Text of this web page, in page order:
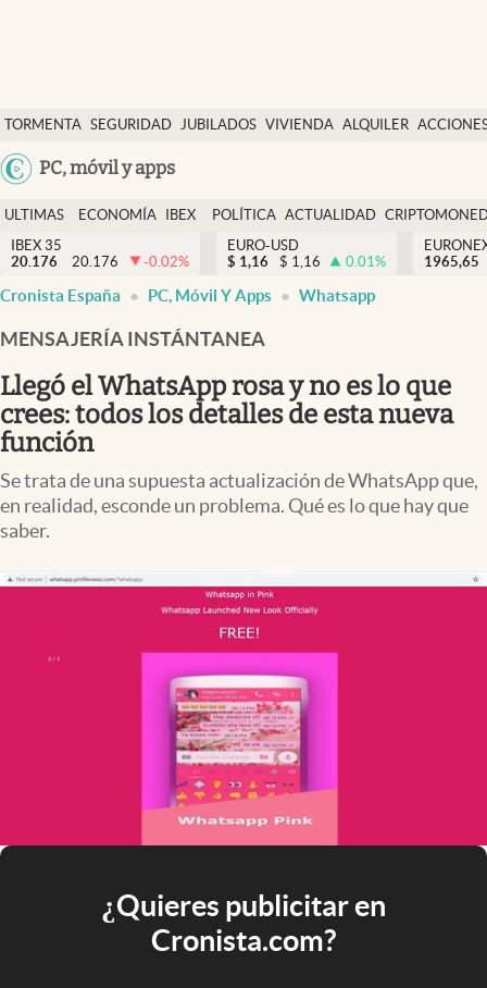
TORMENTA SEGURIDAD JUBILADOS VIVIENDA ALQUILER
USA
PC, móvil y apps
Economía y finanzas
Política
Actualidad
Criptomonedas
España
ULTIMAS
NOTICIAS
ECONOMÍA
FINANZAS
IBEX
EURO
POLÍTICA ACTUALIDAD
IBEX 35
20.176
20.176 -0.02%
EURO-USD
$ 1,16 $ 1,16 0.01%
1965,65
Cronista España PC, Móvil Y Apps Whatsapp
MENSAJERÍA INSTÁNTANEA
Llegó el WhatsApp rosa y no es lo que
crees: todos los detalles de esta nueva
función
Se trata de una supuesta actualización de WhatsApp que,
en realidad, esconde un problema. Qué es lo que hay que
saber.
¿Quieres publicitar en
Cronista.com?